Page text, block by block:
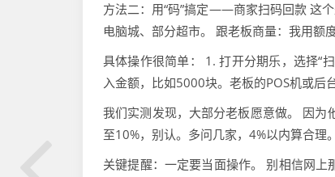
方法二：用“码”搞定——商家扫码回款 这
电脑城、部分超市。 跟老板商量：我用额
具体操作很简单： 1. 打开分期乐，选择“
入金额，比如5000块。老板的POS机或后
我们实测发现，大部分老板愿意做。 因
至10%，别认。多问几家，4%以内算合理。
关键提醒：一定要当面操作。 别相信网